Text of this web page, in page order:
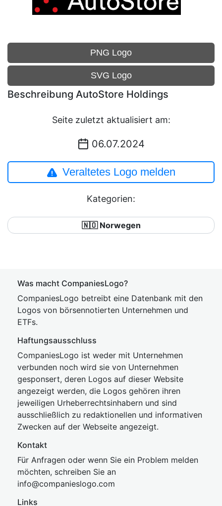
PNG Logo
SVG Logo
Beschreibung AutoStore Holdings
Seite zuletzt aktualisiert am:
06.07.2024
Veraltetes Logo melden
Kategorien:
🇳🇴 Norwegen
Was macht CompaniesLogo?
CompaniesLogo betreibt eine Datenbank mit den
Logos von börsennotierten Unternehmen und
ETFs.
Haftungsausschluss
CompaniesLogo ist weder mit Unternehmen
verbunden noch wird sie von Unternehmen
gesponsert, deren Logos auf dieser Website
angezeigt werden, die Logos gehören ihren
jeweiligen Urheberrechtsinhabern und sind
ausschließlich zu redaktionellen und informativen
Zwecken auf der Webseite angezeigt.
Kontakt
Für Anfragen oder wenn Sie ein Problem melden
möchten, schreiben Sie an
info@companieslogo.com
Links